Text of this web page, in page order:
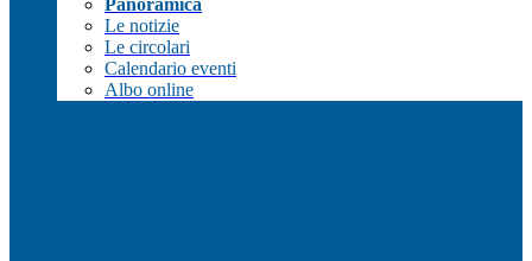
Panoramica
Le notizie
Le circolari
Calendario eventi
Albo online